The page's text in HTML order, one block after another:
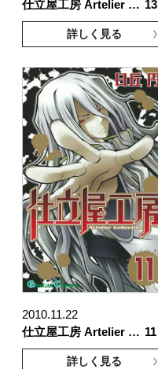
仕立屋工房 Artelier … 13
詳しく見る
2010.11.22
仕立屋工房 Artelier … 11
詳しく見る